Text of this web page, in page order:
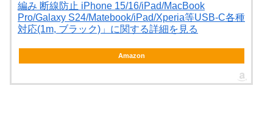
編み 断線防止 iPhone 15/16/iPad/MacBook
Pro/Galaxy S24/Matebook/iPad/Xperia等USB-C各種
対応(1m, ブラック)」に関する詳細を見る
Amazon